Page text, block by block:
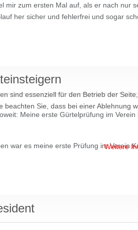
mir zum ersten Mal auf, als er nach
her sicher und fehlerfrei und sogar
Meine erste Gürtelprüfung im
war es meine erste Prüfung im Verein
sind essenziell für den Betrieb der
Sie, dass bei einer Ablehnung
Weitere